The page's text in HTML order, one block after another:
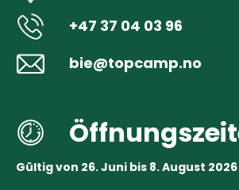
+47 37 04 03 96
bie@topcamp.no
Gültig von 26. Juni bis 8. August 2026